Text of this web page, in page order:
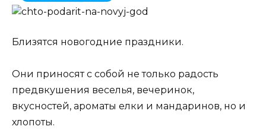
Близятся новогодние праздники.
Они приносят с собой не только радость
предвкушения веселья, вечеринок,
вкусностей, ароматы елки и мандаринов, но и
хлопоты.